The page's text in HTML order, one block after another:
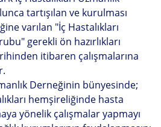
tartışılan ve kurulması
varılan "İç Hastalıkları
gerekli ön hazırlıkları
itibaren çalışmalarına
Derneğinin bünyesinde;
hemşireliğinde hasta
yönelik çalışmalar yapmayı